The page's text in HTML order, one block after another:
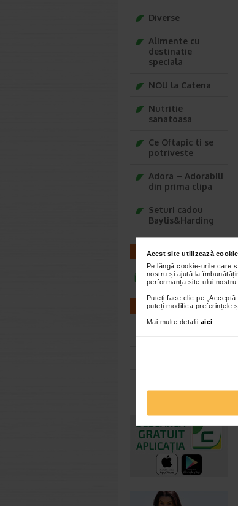
Acest site utilizează
Pe lângă cookie-urile care
nostru și ajută la
performanța site-ului
Puteți face clic pe
puteți modifica preferințele
Mai multe detalii aici
Diverse
Alimente cu
destinatie
speciala
NOU la Catena
Nutritie
sanatoasa
Ce Oftapic ti se
potriveste
Adora – Adorabili
din prima clipa
Seturi cadou
Baylis&Harding
CONTACT
infoline@catena.ro
FARMACII